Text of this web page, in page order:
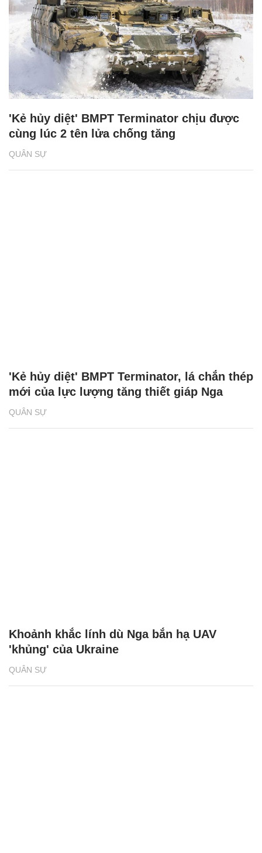
QUÂN SỰ
'Kẻ hủy diệt' BMPT Terminator chịu được
cùng lúc 2 tên lửa chống tăng
QUÂN SỰ
'Kẻ hủy diệt' BMPT Terminator, lá chắn thép
mới của lực lượng tăng thiết giáp Nga
QUÂN SỰ
Khoảnh khắc lính dù Nga bắn hạ UAV
'khủng' của Ukraine